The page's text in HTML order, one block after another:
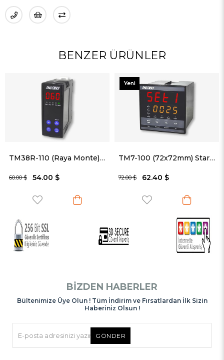
BENZER ÜRÜNLER
TM38R-110 (Raya Monte) Zaman Rölesi
54.00 $
TM7-100 (72x72mm) Start Girişli Çok Fonksiyonlu Zaman Rölesi
62.40 $
BIZDEN HABERLER
Bültenimize Üye Olun ! Tüm İndirim ve Fırsatlardan İlk Sizin
Haberiniz Olsun !
GÖNDER